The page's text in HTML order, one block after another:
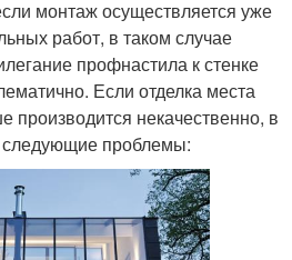
монтаж осуществляется уже
работ, в таком случае
профнастила к стенке
Если отделка места
производится некачественно, в
следующие проблемы: